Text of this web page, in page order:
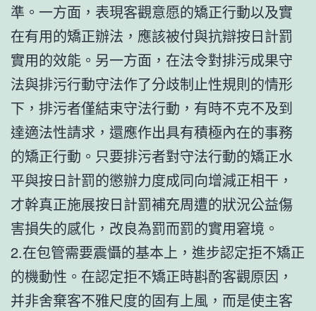
準。一方面，表現客觀意愿的矯正行動以及實
在有用的矯正辦法，應該被付與抗辯按日計罰
實用的效能。另一方面，在法令對排污成果守
法與排污行動守法作了分歧制止性規則的情形
下，排污者僅結束守法行動，有時不克不及到
達適法性請求，還應作出具有積極內在的事務
的矯正行動。只要排污者對守法行動的矯正水
平與按日計罰的懲辦力度成同向增減正相干，
才幹真正施展按日計罰補充周遭的狀況公益傷
害損失的感化，改良為罰而罰的實用窘境。
2.在包管需要震懾的基本上，進步認定拒不矯正
的機動性。在認定拒不矯正時斟酌客觀原因，
并非舍棄客不雅尺度的固有上風，而是使主客